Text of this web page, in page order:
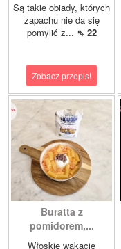
Są takie obiady, których
zapachu nie da się
pomylić z... ⇖ 22
Zobacz przepis!
Buratta z
pomidorem,...
Włoskie wakacje